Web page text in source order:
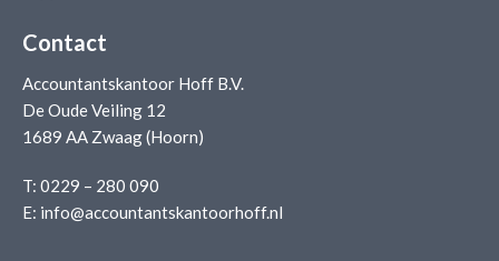
Contact
Accountantskantoor Hoff B.V.
De Oude Veiling 12
1689 AA Zwaag (Hoorn)
T: 0229 – 280 090
E: info@accountantskantoorhoff.nl